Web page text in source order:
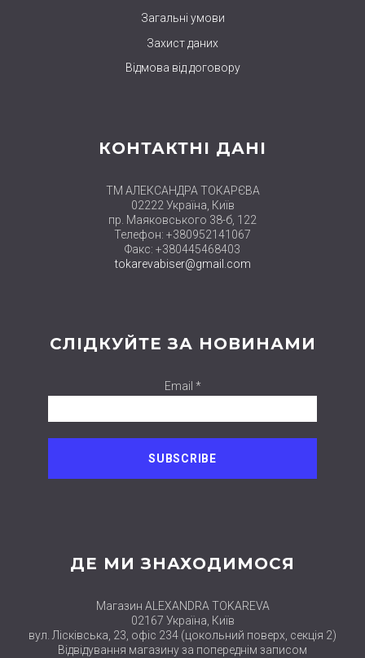
Загальні умови
Захист даних
Відмова від договору
КОНТАКТНІ ДАНІ
ТМ АЛЕКСАНДРА ТОКАРЄВА
02222 Україна, Київ
пр. Маяковського 38-б, 122
Телефон: +380952141067
Факс: +380445468403
tokarevabiser@gmail.com
СЛІДКУЙТЕ ЗА НОВИНАМИ
Email *
ДЕ МИ ЗНАХОДИМОСЯ
Магазин ALEXANDRA TOKAREVA
02167 Україна, Київ
вул. Лісківська, 23, офіс 234 (цокольний поверх, секція 2)
Відвідування магазину за попереднім записом